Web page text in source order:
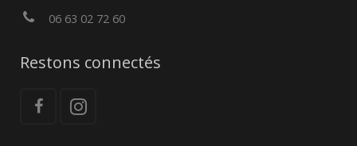
06 63 02 72 60
Restons connectés